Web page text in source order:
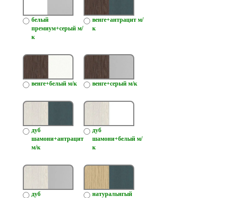
белый
премиум+серый м/
к
венге+антрацит м/
к
венге+белый м/к венге+серый м/к
дуб
шамони+антрацит
м/к
дуб
шамони+белый м/
к
дуб
натуральнгый